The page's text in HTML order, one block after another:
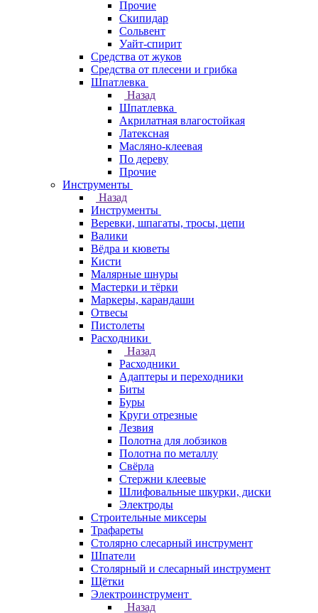
Прочие
Скипидар
Сольвент
Уайт-спирит
Средства от жуков
Средства от плесени и грибка
Шпатлевка
Назад
Шпатлевка
Акрилатная влагостойкая
Латексная
Масляно-клеевая
По дереву
Прочие
Инструменты
Назад
Инструменты
Веревки, шпагаты, тросы, цепи
Валики
Вёдра и кюветы
Кисти
Малярные шнуры
Мастерки и тёрки
Маркеры, карандаши
Отвесы
Пистолеты
Расходники
Назад
Расходники
Адаптеры и переходники
Биты
Буры
Круги отрезные
Лезвия
Полотна для лобзиков
Полотна по металлу
Свёрла
Стержни клеевые
Шлифовальные шкурки, диски
Электроды
Строительные миксеры
Трафареты
Столярно слесарный инструмент
Шпатели
Столярный и слесарный инструмент
Щётки
Электроинструмент
Назад